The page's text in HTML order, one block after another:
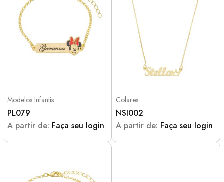
Modelos Infantis
PL079
A partir de: Faça seu login
Colares
NSI002
A partir de: Faça seu login